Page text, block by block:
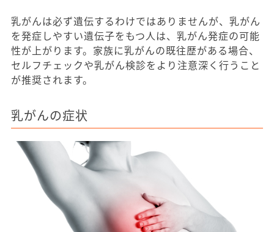
乳がんは必ず遺伝するわけではありませんが、乳がん
を発症しやすい遺伝子をもつ人は、乳がん発症の可能
性が上がります。家族に乳がんの既往歴がある場合、
セルフチェックや乳がん検診をより注意深く行うこと
が推奨されます。
乳がんの症状